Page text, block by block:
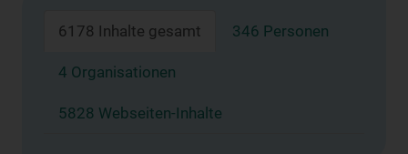
6178 Inhalte gesamt 346 Personen
4 Organisationen
5828 Webseiten-Inhalte